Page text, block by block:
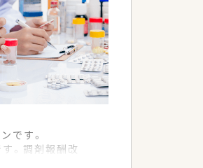
です。
。調剤報酬改